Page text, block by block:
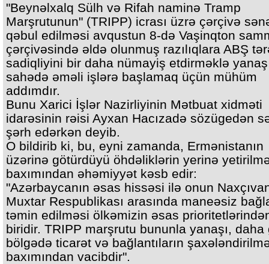
"Beynəlxalq Sülh və Rifah naminə Tramp
Marşrutunun" (TRIPP) icrası üzrə çərçivə
qəbul edilməsi avqustun 8-də Vaşinqton
çərçivəsində əldə olunmuş razılıqlara ABŞ
sadiqliyini bir daha nümayiş etdirməklə
sahədə əməli işlərə başlamaq üçün mühüm
addımdır.
Bunu Xarici İşlər Nazirliyinin Mətbuat xidməti
idarəsinin rəisi Ayxan Hacızadə sözügedən
şərh edərkən deyib.
O bildirib ki, bu, eyni zamanda, Ermənistanın
üzərinə götürdüyü öhdəliklərin yerinə
baxımından əhəmiyyət kəsb edir:
"Azərbaycanın əsas hissəsi ilə onun
Muxtar Respublikası arasında maneəsiz
təmin edilməsi ölkəmizin əsas
biridir. TRIPP marşrutu bununla yanaşı, daha
bölgədə ticarət və bağlantıların
baxımından vacibdir".